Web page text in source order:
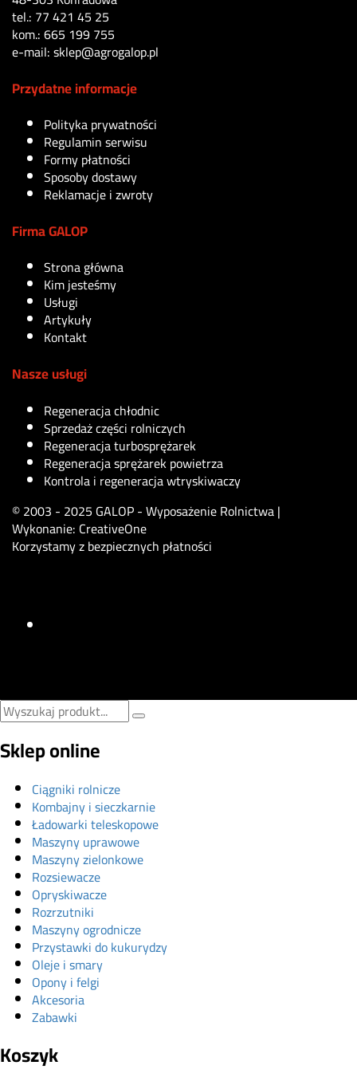
tel.: 77 421 45 25
kom.: 665 199 755
e-mail: sklep@agrogalop.pl
Przydatne informacje
Polityka prywatności
Regulamin serwisu
Formy płatności
Sposoby dostawy
Reklamacje i zwroty
Firma GALOP
Strona główna
Kim jesteśmy
Usługi
Artykuły
Kontakt
Nasze usługi
Regeneracja chłodnic
Sprzedaż części rolniczych
Regeneracja turbosprężarek
Regeneracja sprężarek powietrza
Kontrola i regeneracja wtryskiwaczy
© 2003 - 2025 GALOP - Wyposażenie Rolnictwa |
Wykonanie: CreativeOne
Korzystamy z bezpiecznych płatności
Sklep online
Ciągniki rolnicze
Kombajny i sieczkarnie
Ładowarki teleskopowe
Maszyny uprawowe
Maszyny zielonkowe
Rozsiewacze
Opryskiwacze
Rozrzutniki
Maszyny ogrodnicze
Przystawki do kukurydzy
Oleje i smary
Opony i felgi
Akcesoria
Zabawki
Koszyk